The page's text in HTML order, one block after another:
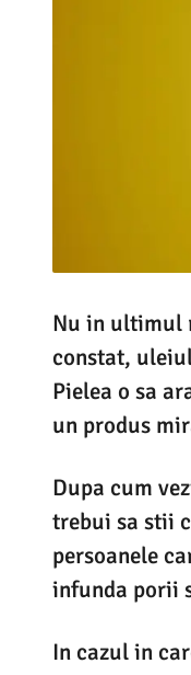
Nu in ultimul
constat,
Pielea o sa
un produs
Dupa cum
trebui sa stii
persoanele
infunda porii
In cazul in